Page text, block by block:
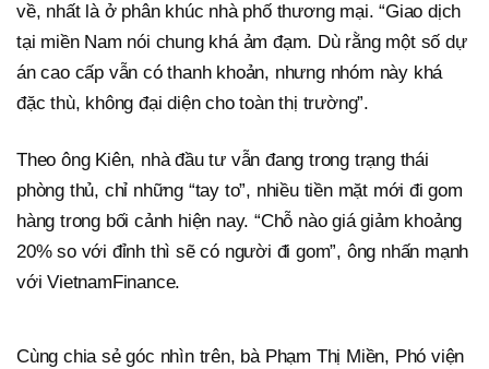
về, nhất là ở phân khúc nhà phố thương mại. “Giao dịch
tại miền Nam nói chung khá ảm đạm. Dù rằng một số dự
án cao cấp vẫn có thanh khoản, nhưng nhóm này khá
đặc thù, không đại diện cho toàn thị trường”.
Theo ông Kiên, nhà đầu tư vẫn đang trong trạng thái
phòng thủ, chỉ những “tay to”, nhiều tiền mặt mới đi gom
hàng trong bối cảnh hiện nay. “Chỗ nào giá giảm khoảng
20% so với đỉnh thì sẽ có người đi gom”, ông nhấn mạnh
với VietnamFinance.
Cùng chia sẻ góc nhìn trên, bà Phạm Thị Miền, Phó viện